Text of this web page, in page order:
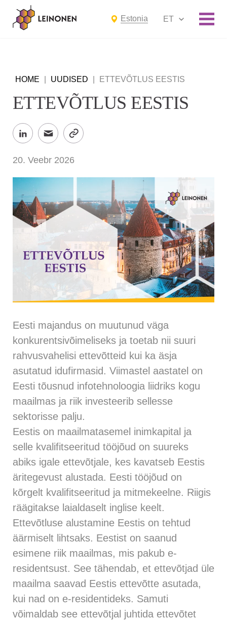
Estonia ET
HOME UUDISED ETTEVÕTLUS EESTIS
ETTEVÕTLUS EESTIS
20. Veebr 2026
Eesti majandus on muutunud väga
konkurentsivõimeliseks ja toetab nii suuri
rahvusvahelisi ettevõtteid kui ka äsja
asutatud idufirmasid. Viimastel aastatel on
Eesti tõusnud infotehnoloogia liidriks kogu
maailmas ja riik investeerib sellesse
sektorisse palju.
Eestis on maailmatasemel inimkapital ja
selle kvalifitseeritud tööjõud on suureks
abiks igale ettevõtjale, kes kavatseb Eestis
äritegevust alustada. Eesti tööjõud on
kõrgelt kvalifitseeritud ja mitmekeelne. Riigis
räägitakse laialdaselt inglise keelt.
Ettevõtluse alustamine Eestis on tehtud
äärmiselt lihtsaks. Eestist on saanud
esimene riik maailmas, mis pakub e-
residentsust. See tähendab, et ettevõtjad üle
maailma saavad Eestis ettevõtte asutada,
kui nad on e-residentideks. Samuti
võimaldab see ettevõtjal juhtida ettevõtet